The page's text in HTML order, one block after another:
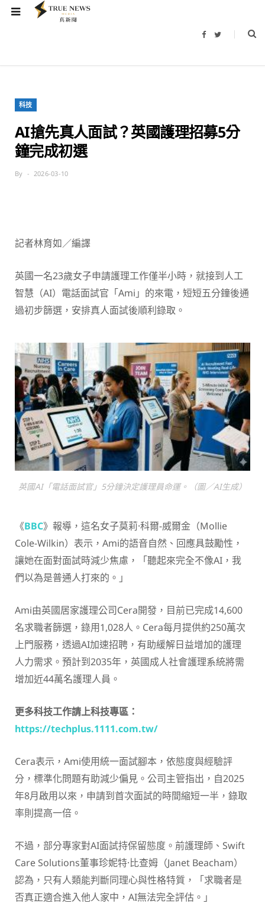
F
b
T
t
科技
AI搶先真人面試？英國護理招募5分
鐘完成初選
By 2026-03-10
記者林育如／編譯
英國一名23歲女子申請護理工作僅半小時，就接到人工
智慧（AI）電話面試官「Ami」的來電，短短五分鐘後通
過初步篩選，安排真人面試後順利錄取。
英國AI「電話面試官」5分鐘決定護理員命運。（圖／AI生成）
《BBC》報導，這名女子莫莉·科爾-威爾金（Mollie
Cole-Wilkin）表示，Ami的語音自然、回應具鼓勵性，
讓她在面對面試時減少焦慮，「聽起來完全不像AI，我
們以為是普通人打來的。」
Ami由英國居家護理公司Cera開發，目前已完成14,600
名求職者篩選，錄用1,028人。Cera每月提供約250萬次
上門服務，透過AI加速招聘，有助緩解日益增加的護理
人力需求。預計到2035年，英國成人社會護理系統將需
增加近44萬名護理人員。
更多科技工作請上科技專區：
https://techplus.1111.com.tw/
Cera表示，Ami使用統一面試腳本，依態度與經驗評
分，標準化問題有助減少偏見。公司主管指出，自2025
年8月啟用以來，申請到首次面試的時間縮短一半，錄取
率則提高一倍。
不過，部分專家對AI面試持保留態度。前護理師、Swift
Care Solutions董事珍妮特·比查姆（Janet Beacham）
認為，只有人類能判斷同理心與性格特質，「求職者是
否真正適合進入他人家中，AI無法完全評估。」